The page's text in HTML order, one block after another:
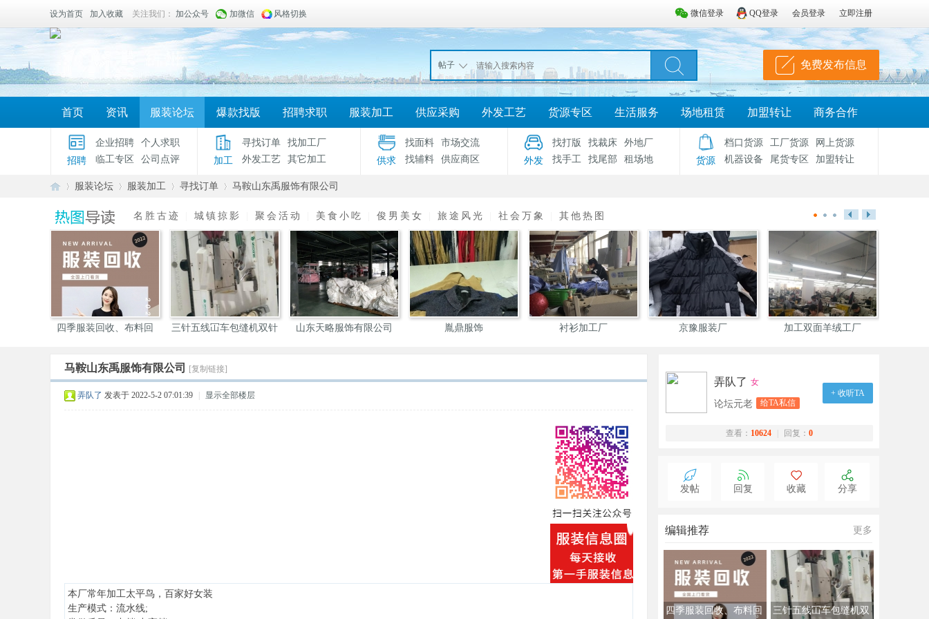
微信登录 QQ登录 会员登录 立即注册
设为首页 加入收藏 关注我们： 加公众号 加微信 风格切换
帖子 免费发布信息
首页 资讯 服装论坛 爆款找版 招聘求职 服装加工 供应采购 外发工艺 货源专区 生活服务 场地租赁 加盟转让 商务合作
招聘
企业招聘
个人求职
临工专区
公司点评 加工
寻找订单
找加工厂
外发工艺
其它加工 供求
找面料
市场交流
找辅料
供应商区 外发
找打版 找裁床
外地厂
找手工
找尾部 租场地 货源
档口货源 工厂货源
网上货源
机器设备
尾货专区 加盟转让
装
»
服装论坛 服装加工 寻找订单
›
马鞍山东禹服饰有限公司
名胜古迹 城镇掠影 聚会活动 美食小吃 俊男美女 旅途风光 社会万象 其他热图
四季服装回收、布料回
三针五线冚车包缝机双针
山东天略服饰有限公司 胤鼎服饰 衬衫加工厂 京豫服装厂 加工双面羊绒工厂
马鞍山东禹服饰有限公司 [复制链接]
弄队了 发表于 2022-5-2 07:01:39 显示全部楼层
本厂常年加工太平鸟，百家好女装
生产模式：流水线;
弄队了 女
论坛元老 给TA私信
+ 收听TA
查看： 10624 回复： 0
发帖 回复 收藏 分享
编辑推荐 更多
四季服装回收、布料回 三针五线冚车包缝机双